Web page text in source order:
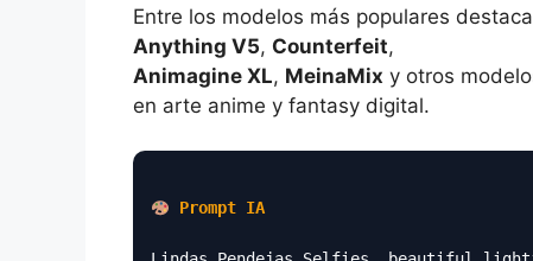
Entre los modelos más populares
Anything V5, Counterfeit,
Animagine XL, MeinaMix y otros
en arte anime y fantasy digital.
Prompt IA